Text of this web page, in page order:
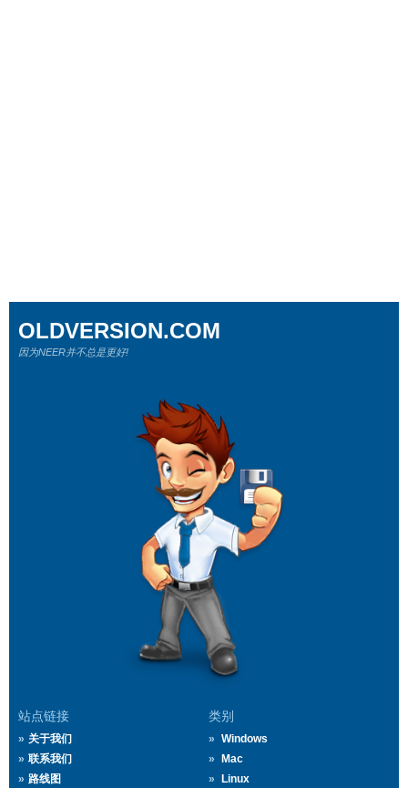
站点链接
关于我们
联系我们
路线图
类别
Windows
Mac
Linux
OLDVERSION.COM
因为NEER并不总是更好!